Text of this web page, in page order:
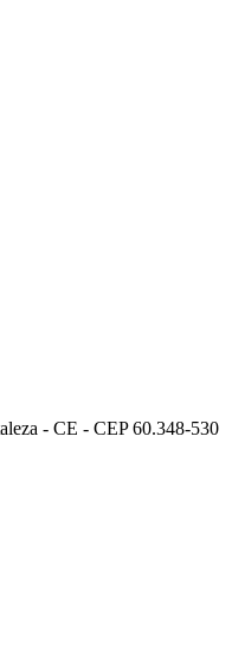
- CE - CEP 60.348-530